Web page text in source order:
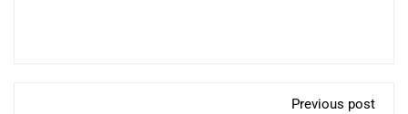
Previous post